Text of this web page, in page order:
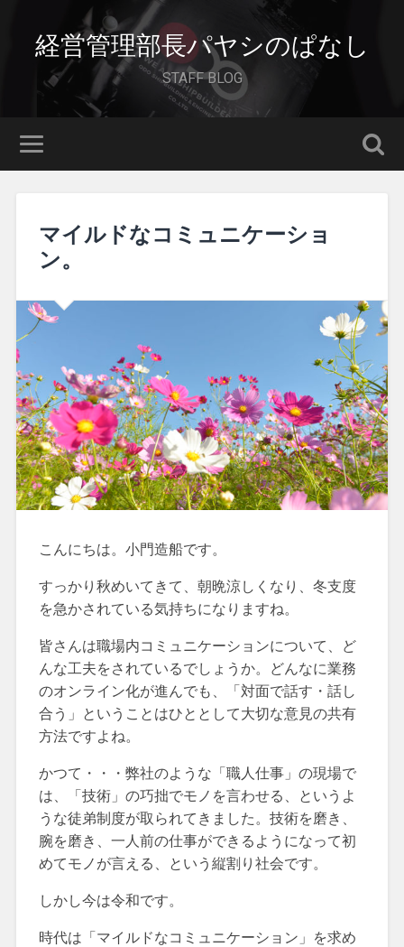
経営管理部長パヤシのぱなし
STAFF BLOG
マイルドなコミュニケーショ
ン。
こんにちは。小門造船です。
すっかり秋めいてきて、朝晩涼しくなり、冬支度
を急かされている気持ちになりますね。
皆さんは職場内コミュニケーションについて、ど
んな工夫をされているでしょうか。どんなに業務
のオンライン化が進んでも、「対面で話す・話し
合う」ということはひととして大切な意見の共有
方法ですよね。
かつて・・・弊社のような「職人仕事」の現場で
は、「技術」の巧拙でモノを言わせる、というよ
うな徒弟制度が取られてきました。技術を磨き、
腕を磨き、一人前の仕事ができるようになって初
めてモノが言える、という縦割り社会です。
しかし今は令和です。
時代は「マイルドなコミュニケーション」を求め